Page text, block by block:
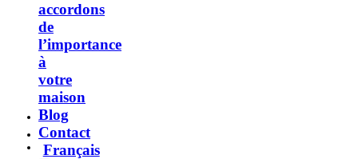
accordons
de
l’importance
à
votre
maison
Blog
Contact
Français